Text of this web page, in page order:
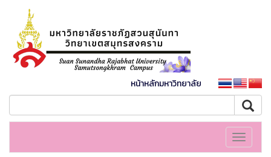
หน้าหลักมหาวิทยาลัย
Toggle